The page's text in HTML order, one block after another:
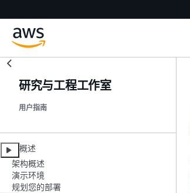
研究与工程工作室
用户指南
概述
架构概述
演示环境
规划您的部署